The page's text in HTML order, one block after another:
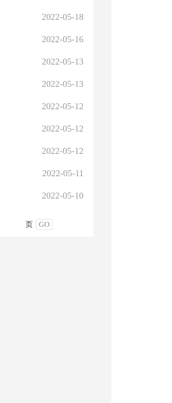
2022-05-18
2022-05-16
2022-05-13
2022-05-13
2022-05-12
2022-05-12
2022-05-12
2022-05-11
2022-05-10
页 GO